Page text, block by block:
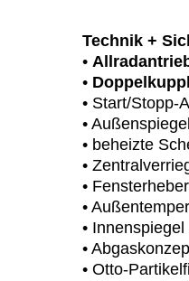
Technik +
•
•
• Start/Stopp-
•
• beheizte
•
•
•
•
•
• Otto-